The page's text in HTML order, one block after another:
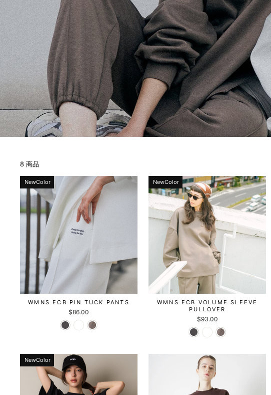
8 商品
NewColor
WMNS ECB PIN TUCK PANTS
$86.00
NewColor
WMNS ECB VOLUME SLEEVE
PULLOVER
$93.00
NewColor